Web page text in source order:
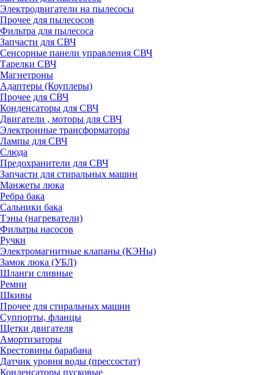
Электродвигатели на пылесосы
Прочее для пылесосов
Фильтра для пылесоса
Запчасти для СВЧ
Сенсорные панели управления СВЧ
Тарелки СВЧ
Магнетроны
Адаптеры (Коуплеры)
Прочее для СВЧ
Конденсаторы для СВЧ
Двигатели , моторы для СВЧ
Электронные трансформаторы
Лампы для СВЧ
Слюда
Предохранители для СВЧ
Запчасти для стиральных машин
Манжеты люка
Ребра бака
Сальники бака
Тэны (нагреватели)
Фильтры насосов
Ручки
Электромагнитные клапаны (КЭНы)
Замок люка (УБЛ)
Шланги сливные
Ремни
Шкивы
Прочее для стиральных машин
Суппорты, фланцы
Щетки двигателя
Амортизаторы
Крестовины барабана
Датчик уровня воды (прессостат)
Конденсаторы пусковые